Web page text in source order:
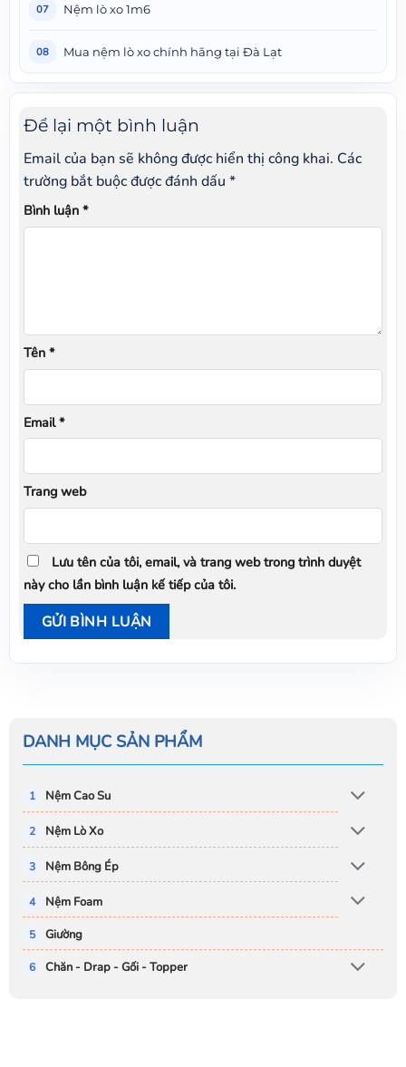
DANH MỤC SẢN PHẨM
Nệm Cao Su
Nệm Lò Xo
Nệm Bông Ép
Nệm Foam
Giường
Chăn - Drap - Gối - Topper
07 Nệm lò xo 1m6
08 Mua nệm lò xo chính hãng tại Đà Lạt
Để lại một bình luận
Email của bạn sẽ không được hiển thị công khai. Các
trường bắt buộc được đánh dấu *
Bình luận *
Tên *
Email*
Trang web
Lưu tên của tôi, email, và trang web trong trình duyệt
này cho lần bình luận kế tiếp của tôi.